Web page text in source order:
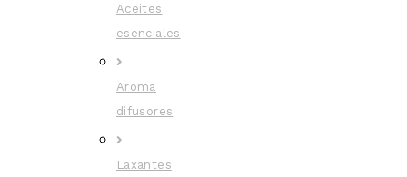
Aceites
esenciales
Aroma
difusores
Laxantes